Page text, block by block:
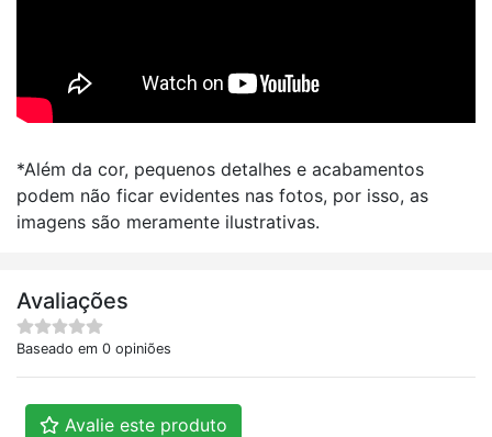
*Além da cor, pequenos detalhes e acabamentos
podem não ficar evidentes nas fotos, por isso, as
imagens são meramente ilustrativas.
Avaliações
Baseado em 0 opiniões
Avalie este produto